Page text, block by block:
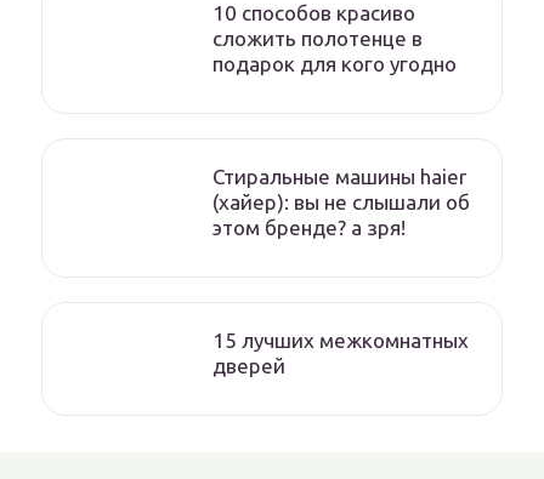
10 способов красиво
сложить полотенце в
подарок для кого угодно
Стиральные машины haier
(хайер): вы не слышали об
этом бренде? а зря!
15 лучших межкомнатных
дверей